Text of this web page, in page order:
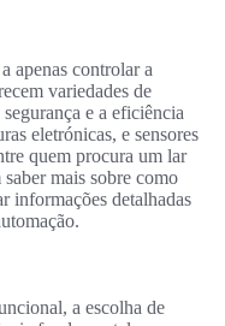
apenas controlar a
variedades de
e a eficiência
eletrónicas, e sensores
quem procura um lar
mais sobre como
informações detalhadas
a escolha de